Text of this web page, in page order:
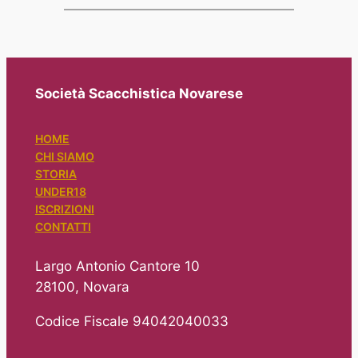
Società Scacchistica Novarese
HOME
CHI SIAMO
STORIA
UNDER18
ISCRIZIONI
CONTATTI
Largo Antonio Cantore 10
28100, Novara
Codice Fiscale 94042040033